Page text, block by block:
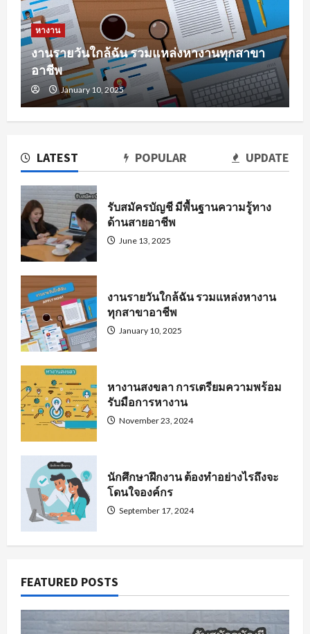
LATEST POPULAR UPDATE
รับสมัครบัญชี มีพื้นฐานความรู้ทาง
ด้านสายอาชีพ
June 13, 2025
งานรายวันใกล้ฉัน รวมแหล่งหางาน
ทุกสาขาอาชีพ
January 10, 2025
หางานสงขลา การเตรียมความพร้อม
รับมือการหางาน
November 23, 2024
นักศึกษาฝึกงาน ต้องทำอย่างไรถึงจะ
โดนใจองค์กร
September 17, 2024
หางาน
งานรายวันใกล้ฉัน รวมแหล่งหางานทุกสาขา
อาชีพ
January 10, 2025
FEATURED POSTS